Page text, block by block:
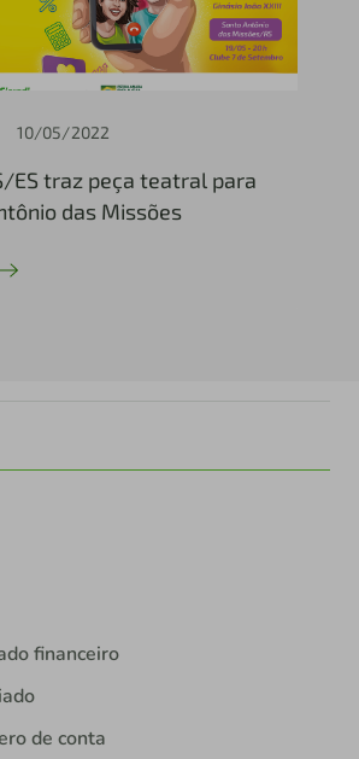
10/05/2022
ES traz peça teatral para
das Missões
financeiro
de conta